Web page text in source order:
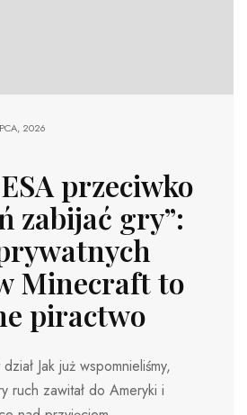
2026
przeciwko
zabijać gry”:
Minecraft to
piractwo
Jak już wspomnieliśmy,
ruch zawitał do Ameryki i